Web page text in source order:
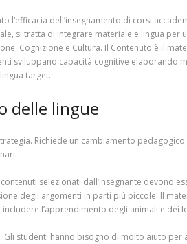
dell’insegnamento di corsi
si tratta di integrare materiale e lingua
Cognizione e Cultura. Il Contenuto è il
sviluppano capacità cognitive elaborando
target.
delle lingue
Richiede un cambiamento
selezionati dall’insegnante devono
degli argomenti in parti più piccole. Il
l’apprendimento degli animali e
Gli studenti hanno bisogno di molto aiuto